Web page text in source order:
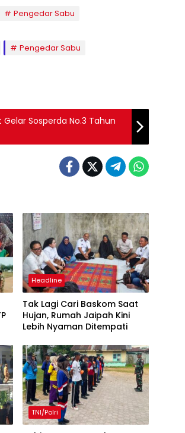
Pengedar Sabu
Pengedar Sabu
Sosperda No.3 Tahun
Headline
Tak Lagi Cari Baskom Saat
Hujan, Rumah Jaipah Kini
Lebih Nyaman Ditempati
TNI/Polri